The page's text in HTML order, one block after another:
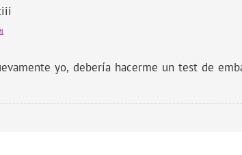
yo, debería hacerme un test de